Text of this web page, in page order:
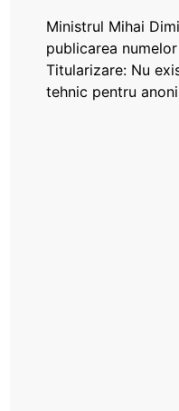
Ministrul Mihai
publicarea
Titularizare: Nu
tehnic pentru